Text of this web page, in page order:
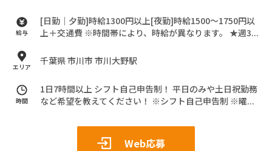
給与
[日勤｜夕勤]時給1300円以上[夜勤]時給1500～1750円以
上＋交通費 ※時間帯により、時給が異なります。 ★週3...
エリア 千葉県 市川市 市川大野駅
時間
1日7時間以上 シフト自己申告制！ 平日のみや土日祝勤務
など希望を教えてください！ ※シフト自己申告制 ※曜...
Web応募